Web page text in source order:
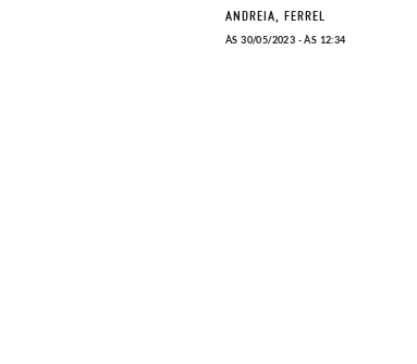
ANDREIA, FERREL
ÀS 30/05/2023 - ÀS 12:34